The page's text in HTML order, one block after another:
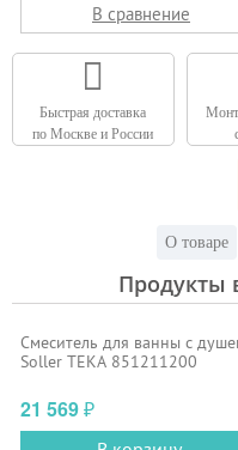
В сравнение
Быстрая доставка
по Москве и России
О товаре
Продукты
Смеситель для ванны с
Soller TEKA 851211200
21 569₽